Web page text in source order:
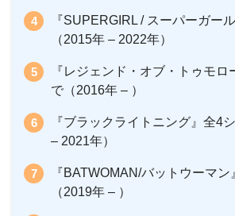
『SUPERGIRL / スーパーガー
（2015年 – 2022年）
『レジェンド・オブ・トゥモロ
で（2016年 – ）
『ブラックライトニング』全4
– 2021年）
『BATWOMAN/バットウーマ
（2019年 – ）